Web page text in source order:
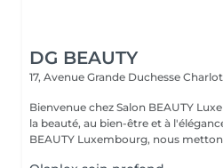
DG BEAUTY
17, Avenue Grande Duchesse
Bienvenue chez Salon BEAUTY Luxembourg Un
la beauté, au bien-être et à
BEAUTY Luxembourg, nous